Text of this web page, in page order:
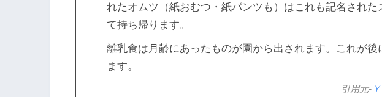
れたオムツ（紙おむつ・紙パンツも）はこれも記名され
て持ち帰ります。
離乳食は月齢にあったものが園から出されます。これが後
ます。
引用元-